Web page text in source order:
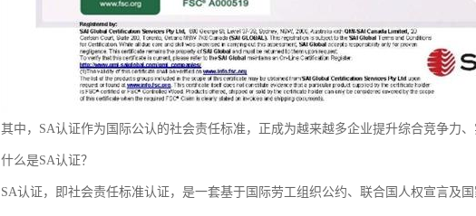
其中，SA认证作为国际公认的社会责任标准，正成为越来越多企业提升综合竞争力
什么是SA认证？
SA认证，即社会责任标准认证，是一套基于国际劳工组织公约、联合国人权宣言及